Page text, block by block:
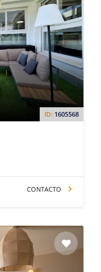
ID: 1605568
CONTACTO